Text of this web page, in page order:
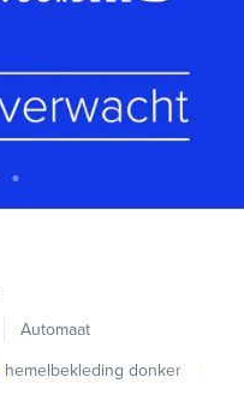
Automaat
hemelbekleding donker